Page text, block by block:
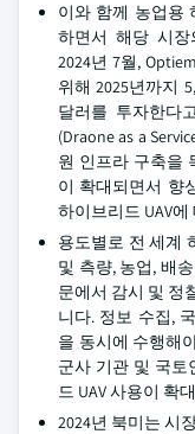
이와 함께 농업용
하면서 해당 시
2024년 7월,
위해 2025년까지
달러를 투자한다
(Draone as a
원 인프라 구축을
이 확대되면서 향
하이브리드 UAV
용도별로 전 세계
및 측량, 농업, 배
문에서 감시 및 정
니다. 정보 수집,
을 동시에 수행해
군사 기관 및 국토
드 UAV 사용이 확
2024년 북미는 시